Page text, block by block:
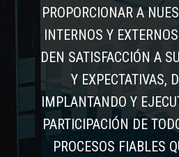
PROPORCIONAR A
INTERNOS Y
DEN SATISFACCIÓN A
Y EXPECTATIVAS,
IMPLANTANDO Y
PARTICIPACIÓN DE
PROCESOS FIABLES